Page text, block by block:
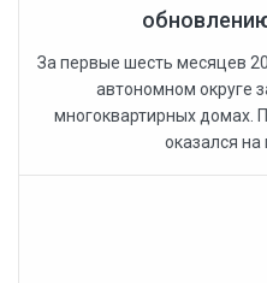
За первые шесть месяцев
автономном округе
многоквартирных домах.
оказался на